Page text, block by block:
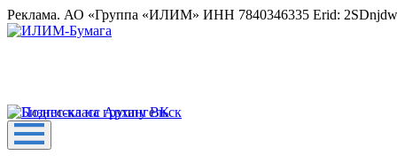
Реклама. АО «Группа «ИЛИМ» ИНН 7840346335 Erid: